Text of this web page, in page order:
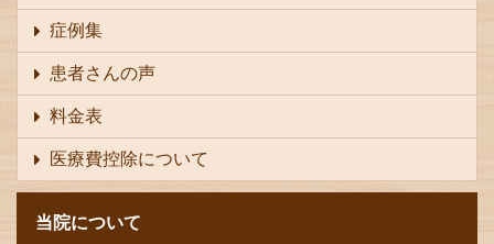
症例集
患者さんの声
料金表
医療費控除について
当院について